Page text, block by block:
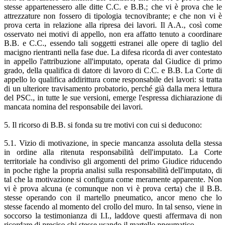
stesse appartenessero alle ditte C.C. e B.B.; che vi è prova che le
attrezzature non fossero di tipologia tecnovibrante; e che non vi è
prova certa in relazione alla ripresa dei lavori. Il A.A., così come
osservato nei motivi di appello, non era affatto tenuto a coordinare
B.B. e C.C., essendo tali soggetti estranei alle opere di taglio del
macigno rientranti nella fase due. La difesa ricorda di aver contestato
in appello l'attribuzione all'imputato, operata dal Giudice di primo
grado, della qualifica di datore di lavoro di C.C. e B.B. La Corte di
appello lo qualifica addirittura come responsabile dei lavori: si tratta
di un ulteriore travisamento probatorio, perché già dalla mera lettura
del PSC., in tutte le sue versioni, emerge l'espressa dichiarazione di
mancata nomina del responsabile dei lavori.
5. Il ricorso di B.B. si fonda su tre motivi con cui si deducono:
5.1. Vizio di motivazione, in specie mancanza assoluta della stessa
in ordine alla ritenuta responsabilità dell'imputato. La Corte
territoriale ha condiviso gli argomenti del primo Giudice riducendo
in poche righe la propria analisi sulla responsabilità dell'imputato, di
tal che la motivazione si configura come meramente apparente. Non
vi è prova alcuna (e comunque non vi è prova certa) che il B.B.
stesse operando con il martello pneumatico, ancor meno che lo
stesse facendo al momento del crollo del muro. In tal senso, viene in
soccorso la testimonianza di I.I., laddove questi affermava di non